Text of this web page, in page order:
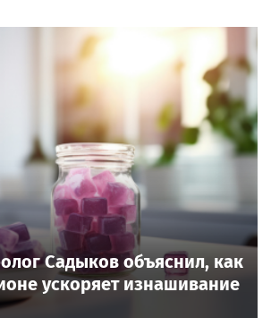
Садыков объяснил, как
ускоряет изнашивание